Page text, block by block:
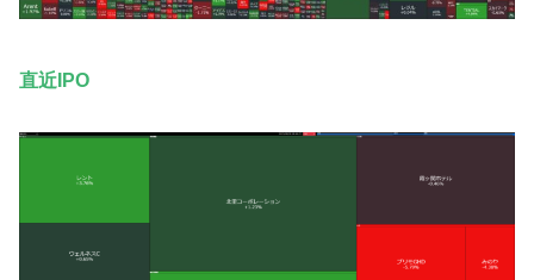
直近IPO